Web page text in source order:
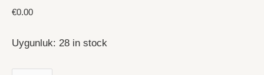
€0.00
Uygunluk: 28 in stock
Kuka
quantity